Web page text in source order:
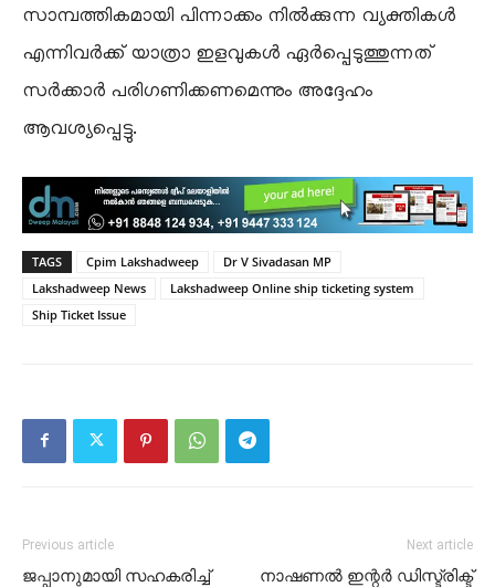
സാമ്പത്തികമായി പിന്നാക്കം നിൽക്കുന്ന വ്യക്തികൾ
എന്നിവർക്ക് യാത്രാ ഇളവുകൾ ഏർപ്പെടുത്തുന്നത്
സർക്കാർ പരിഗണിക്കണമെന്നും അദ്ദേഹം
ആവശ്യപ്പെട്ടു.
TAGS Cpim Lakshadweep
Dr V Sivadasan MP
Lakshadweep News
Lakshadweep Online ship ticketing system
Ship Ticket Issue
Previous article
ജപ്പാനുമായി സഹകരിച്ച്
Next article
നാഷണൽ ഇന്റർ ഡിസ്ട്രിക്ട്